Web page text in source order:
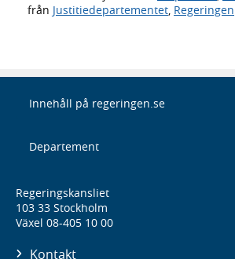
från Justitiedepartementet Regeringen
Innehåll på regeringen.se
Departement
Regeringskansliet
103 33 Stockholm
Växel 08-405 10 00
Kontakt